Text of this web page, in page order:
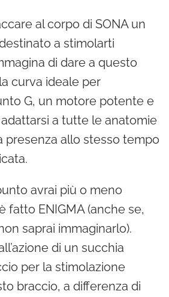
al corpo di SONA un
a stimolarti
di dare a questo
curva ideale per
G, un motore potente e
a tutte le anatomie
presenza allo stesso tempo
avrai più o meno
fatto ENIGMA (anche se,
saprai immaginarlo).
di un succhia
per la stimolazione
braccio, a differenza di